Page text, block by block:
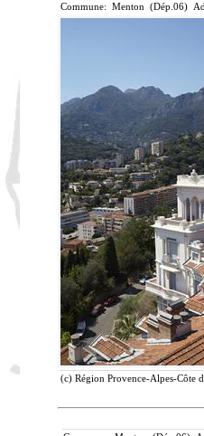
Commune: Menton (Dép.06)
(c) Région Provence-Alpes-Côte